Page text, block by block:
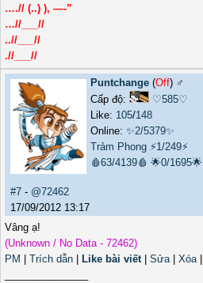
….// (..) ), —-”
…//___//
..//___//
.//___//
Puntchange (Off) ♂️
Cấp độ:
♡585♡
Like: 105/148
Online:✨2/5379✨
Trảm Phong ⚡1/249⚡
🩸63/4139🩸 🌟0/1695🌟
#7 - @72462
17/09/2012 13:17
Vâng ạ!
(Unknown / No Data - 72462)
PM
Trích dẫn Like bài viết| Sửa| Xóa|